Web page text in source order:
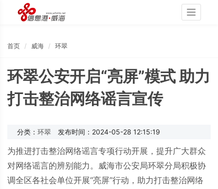
Toggle
首页 威海 环翠
环翠公安开启“亮屏”模式 助力
打击整治网络谣言宣传
分类： 环翠 发布时间：2024-05-28 12:15:19
为推进打击整治网络谣言专项行动开展，提升广大群众
对网络谣言的辨别能力。威海市公安局环翠分局积极协
调全区各社会单位开展“亮屏”行动，助力打击整治网络